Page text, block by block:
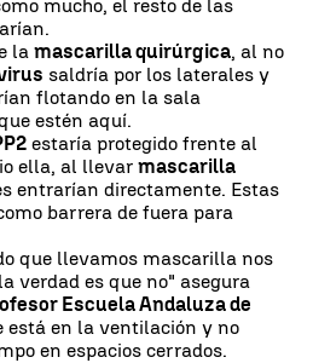
mucho, el resto de las
la mascarilla quirúrgica, al no
saldría por los laterales y
flotando en la sala
estén aquí.
estaría protegido frente al
ella, al llevar mascarilla
entrarían directamente. Estas
barrera de fuera para
que llevamos mascarilla nos
verdad es que no" asegura
Escuela Andaluza de
está en la ventilación y no
en espacios cerrados.